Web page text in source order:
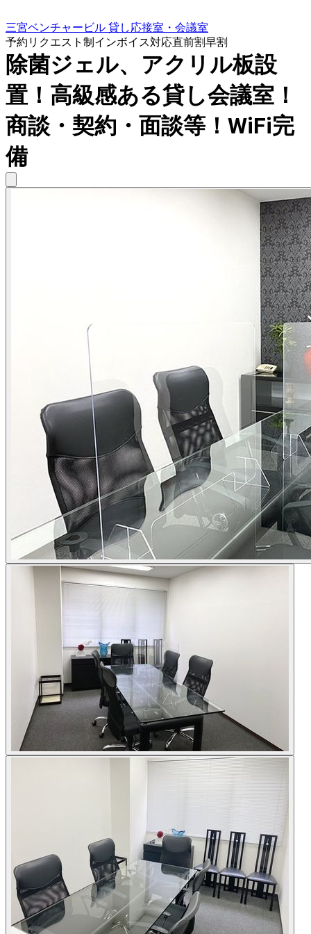
三宮ベンチャービル 貸し応接室・会議室
予約リクエスト制インボイス対応直前割早割
除菌ジェル、アクリル板設
置！高級感ある貸し会議室！
商談・契約・面談等！WiFi完
備